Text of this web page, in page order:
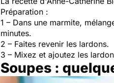
Préparation :
1 – Dans une marmite,
minutes.
2 – Faites revenir les lardons.
3 – Mixez et ajoutez les
Soupes :